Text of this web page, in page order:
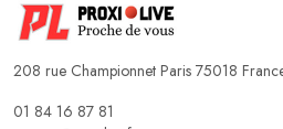
208 rue Championnet Paris 75018
01 84 16 87 81